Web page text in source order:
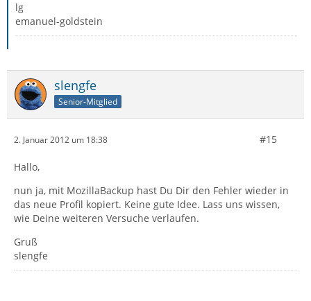
lg
emanuel-goldstein
slengfe
Senior-Mitglied
2. Januar 2012 um 18:38 #15
Hallo,
nun ja, mit MozillaBackup hast Du Dir den Fehler wieder in
das neue Profil kopiert. Keine gute Idee. Lass uns wissen,
wie Deine weiteren Versuche verlaufen.
Gruß
slengfe